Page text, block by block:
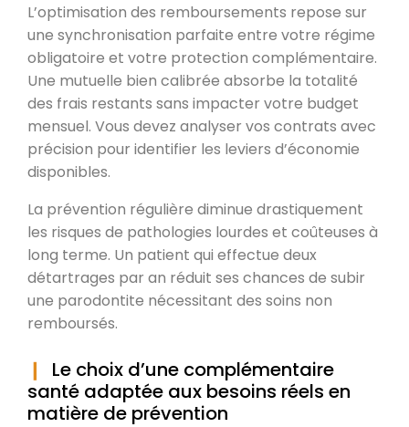
L’optimisation des remboursements repose sur
une synchronisation parfaite entre votre régime
obligatoire et votre protection complémentaire.
Une mutuelle bien calibrée absorbe la totalité
des frais restants sans impacter votre budget
mensuel. Vous devez analyser vos contrats avec
précision pour identifier les leviers d’économie
disponibles.
La prévention régulière diminue drastiquement
les risques de pathologies lourdes et coûteuses à
long terme. Un patient qui effectue deux
détartrages par an réduit ses chances de subir
une parodontite nécessitant des soins non
remboursés.
Le choix d’une complémentaire
santé adaptée aux besoins réels en
matière de prévention